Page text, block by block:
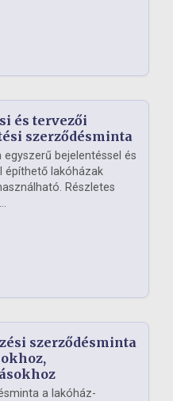
és tervezői
szerződésminta
egyszerű bejelentéssel és
építhető lakóházak
Részletes
szerződésminta
a lakóház-